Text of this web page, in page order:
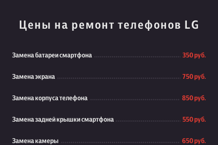
Цены на ремонт телефонов LG
Замена батареи смартфона 350 руб.
Замена экрана 750 руб.
Замена корпуса телефона 850 руб.
Замена задней крышки смартфона 550 руб.
Замена камеры 650 руб.